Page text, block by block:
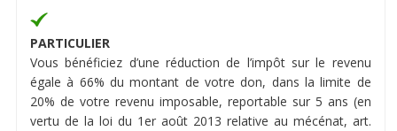
PARTICULIER
Vous bénéficiez d’une réduction de l’impôt sur le revenu
égale à 66% du montant de votre don, dans la limite de
20% de votre revenu imposable, reportable sur 5 ans (en
vertu de la loi du 1er août 2013 relative au mécénat, art.